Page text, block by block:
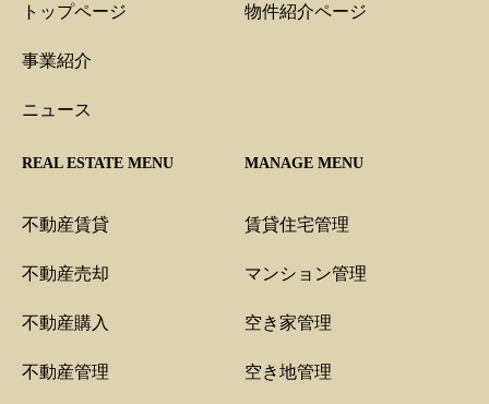
トップページ
事業紹介
ニュース
物件紹介ページ
REAL ESTATE MENU
不動産賃貸
不動産売却
不動産購入
不動産管理
MANAGE MENU
賃貸住宅管理
マンション管理
空き家管理
空き地管理